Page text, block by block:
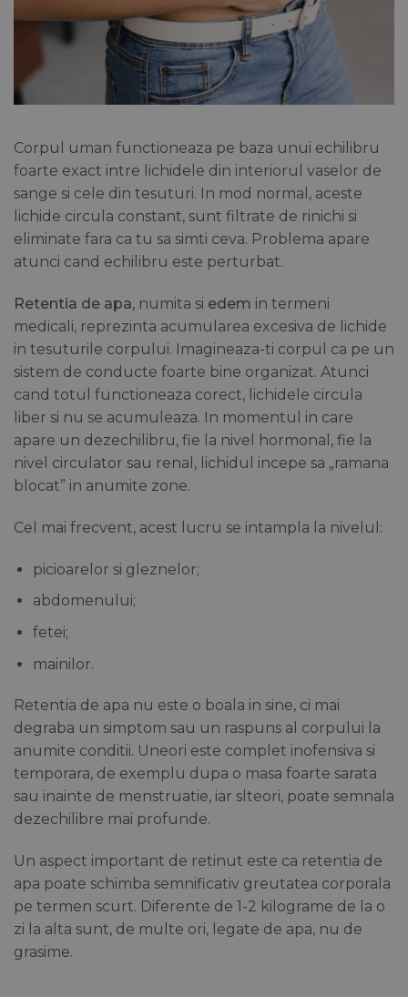
Corpul uman functioneaza pe baza unui echilibru
foarte exact intre lichidele din interiorul vaselor de
sange si cele din tesuturi. In mod normal, aceste
lichide circula constant, sunt filtrate de rinichi si
eliminate fara ca tu sa simti ceva. Problema apare
atunci cand echilibru este perturbat.
Retentia de apa, numita si edem in termeni
medicali, reprezinta acumularea excesiva de lichide
in tesuturile corpului. Imagineaza-ti corpul ca pe un
sistem de conducte foarte bine organizat. Atunci
cand totul functioneaza corect, lichidele circula
liber si nu se acumuleaza. In momentul in care
apare un dezechilibru, fie la nivel hormonal, fie la
nivel circulator sau renal, lichidul incepe sa „ramana
blocat” in anumite zone.
Cel mai frecvent, acest lucru se intampla la nivelul:
picioarelor si gleznelor;
abdomenului;
fetei;
mainilor.
Retentia de apa nu este o boala in sine, ci mai
degraba un simptom sau un raspuns al corpului la
anumite conditii. Uneori este complet inofensiva si
temporara, de exemplu dupa o masa foarte sarata
sau inainte de menstruatie, iar slteori, poate semnala
dezechilibre mai profunde.
Un aspect important de retinut este ca retentia de
apa poate schimba semnificativ greutatea corporala
pe termen scurt. Diferente de 1-2 kilograme de la o
zi la alta sunt, de multe ori, legate de apa, nu de
grasime.